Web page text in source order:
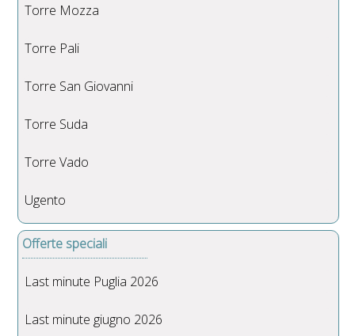
Torre Mozza
Torre Pali
Torre San Giovanni
Torre Suda
Torre Vado
Ugento
Offerte speciali
Last minute Puglia 2026
Last minute giugno 2026